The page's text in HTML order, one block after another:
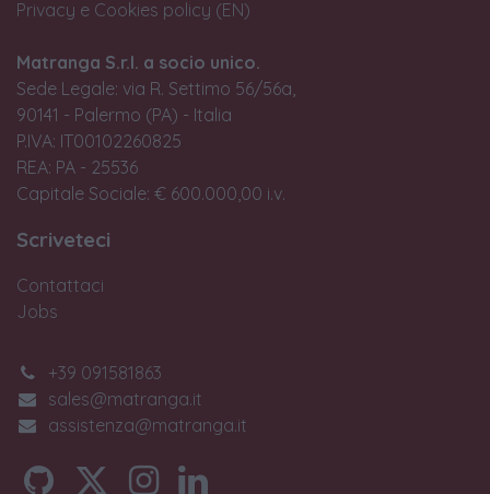
Privacy e Cookies policy (EN)
Matranga S.r.l. a socio unico.
Sede Legale: via R. Settimo 56/56a,
90141 - Palermo (PA) - Italia
P.IVA: IT00102260825
REA: PA - 25536
Capitale Sociale: € 600.000,00 i.v.
Scriveteci
Contattaci
Jobs
+39 091581863
sales@matranga.it
assistenza@matranga.it